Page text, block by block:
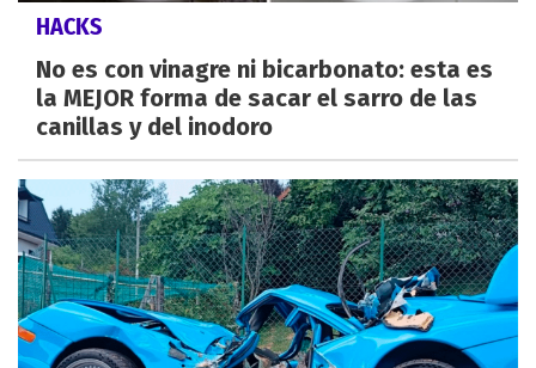
HACKS
No es con vinagre ni bicarbonato: esta es
la MEJOR forma de sacar el sarro de las
canillas y del inodoro